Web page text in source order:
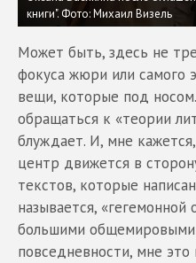
книги".Фото: Михаил Визель
Может быть, здесь не
фокусa жюри или самого
вещи, которые под
обращаться к «теории
блуждает. И, мне
центр движется в
текстов, которые
называется,
большими
повседневности, мне